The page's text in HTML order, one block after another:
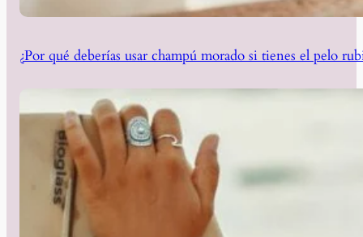
¿Por qué deberías usar champú morado si tienes el pelo